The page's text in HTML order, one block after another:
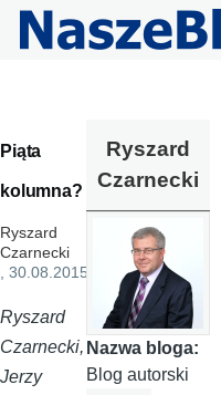
Przejdź do treści
Piąta
kolumna?
Ryszard
Czarnecki
, 30.08.2015
Ryszard
Czarnecki,
Jerzy
Ryszard
Czarnecki
Nazwa bloga:
Blog autorski